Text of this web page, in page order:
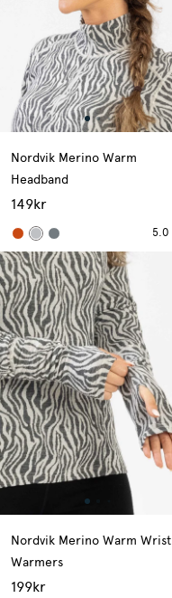
Nordvik Merino Warm
Headband
149kr
5.0
Nordvik Merino Warm Wrist
Warmers
199kr